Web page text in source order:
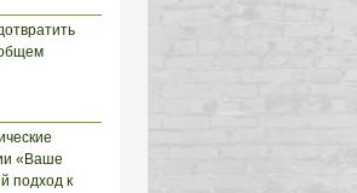
«Ваше
подход к